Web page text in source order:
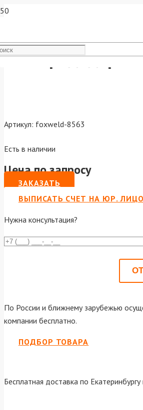
Артикул: foxweld-8563
Есть в наличии
Цена по запросу
ЗАКАЗАТЬ
ВЫПИСАТЬ СЧЕТ НА ЮР. ЛИЦО
Нужна консультация?
По России и ближнему зарубежью
компании бесплатно.
ПОДБОР ТОВАРА
Бесплатная доставка по